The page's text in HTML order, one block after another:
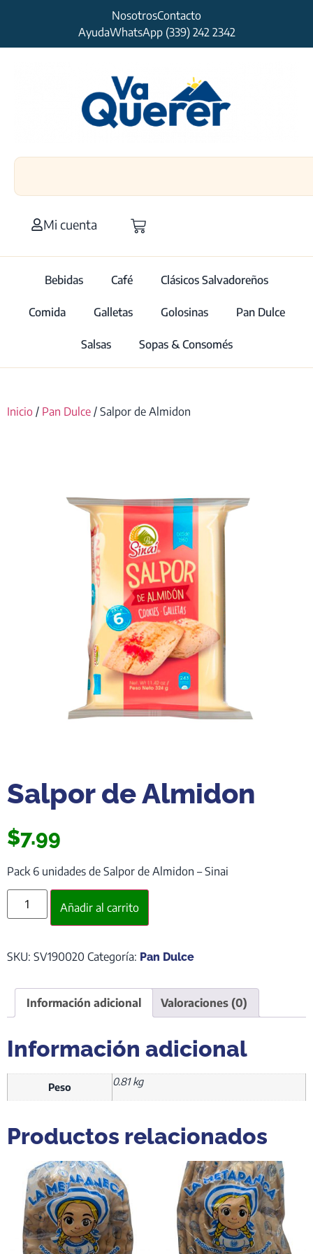
NosotrosContacto
AyudaWhatsApp (339) 242 2342
Mi cuenta
Bebidas Café Clásicos Salvadoreños
Comida Galletas Golosinas Pan Dulce
Salsas Sopas & Consomés
Inicio / Pan Dulce / Salpor de Almidon
Salpor de Almidon
$7.99
Pack 6 unidades de Salpor de Almidon – Sinai
Añadir al carrito
SKU: SV190020 Categoría: Pan Dulce
Información adicional Valoraciones (0)
Información adicional
Peso 0.81 kg
Productos relacionados